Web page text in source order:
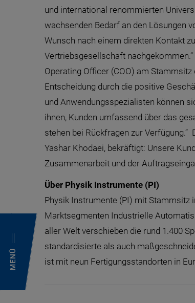
MENÜ
und international renommierten
wachsenden Bedarf an den Lösungen
Wunsch nach einem direkten Kontakt
Vertriebsgesellschaft
Operating Officer (COO) am
Entscheidung durch die positive
und Anwendungsspezialisten können
ihnen, Kunden umfassend über das
stehen bei Rückfragen zur
Yashar Khodaei, bekräftigt: Unsere
Zusammenarbeit und der
Über Physik Instrumente (PI)
Physik Instrumente (PI) mit Stammsitz
Marktsegmenten Industrielle
aller Welt verschieben die rund 1.400
standardisierte als auch
ist mit neun Fertigungsstandorten in